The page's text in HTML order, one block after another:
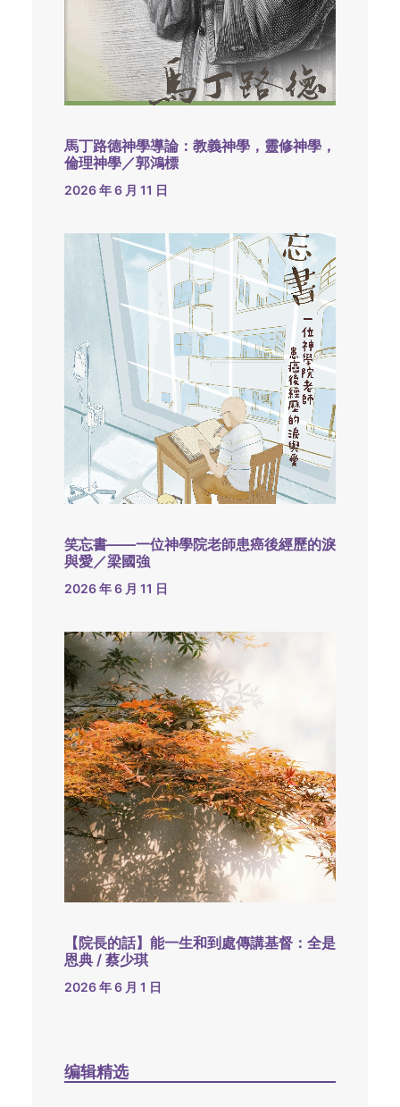
馬丁路德神學導論：教義神學，靈修神學，
倫理神學／郭鴻標
2026 年 6 月 11 日
笑忘書——一位神學院老師患癌後經歷的淚
與愛／梁國強
2026 年 6 月 11 日
【院長的話】能一生和到處傳講基督：全是
恩典 / 蔡少琪
2026 年 6 月 1 日
编辑精选